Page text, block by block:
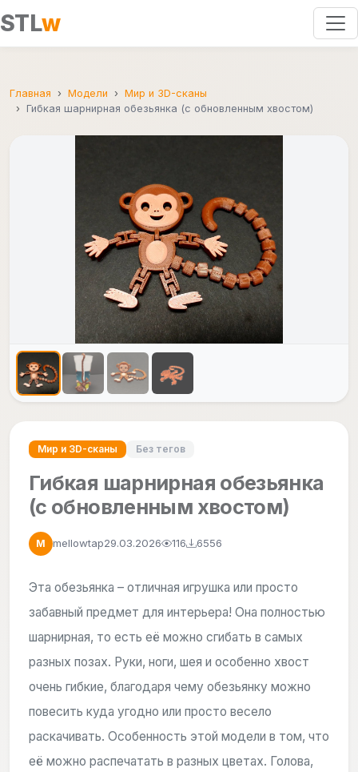
STLw
Главная Модели
Мир и 3D-сканы
Гибкая шарнирная обезьянка (с обновленным хвостом)
Мир и 3D-сканы Без тегов
Гибкая шарнирная обезьянка
(с обновленным хвостом)
M mellowtap29.03.2026 116 6556
Эта обезьянка – отличная игрушка или просто
забавный предмет для интерьера! Она полностью
шарнирная, то есть её можно сгибать в самых
разных позах. Руки, ноги, шея и особенно хвост
очень гибкие, благодаря чему обезьянку можно
повесить куда угодно или просто весело
раскачивать. Особенность этой модели в том, что
её можно распечатать в разных цветах. Голова,